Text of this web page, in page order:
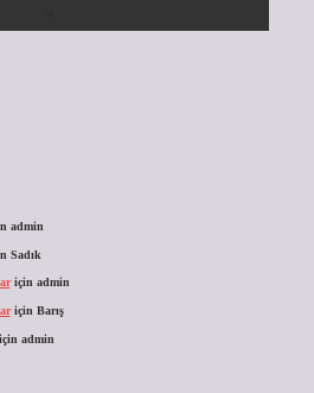
admin
Sadık
için admin
için Barış
için admin